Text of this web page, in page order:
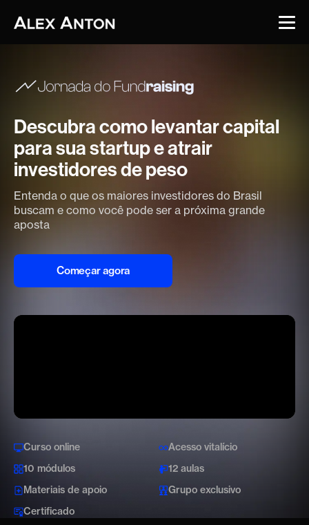
Descubra como levantar capital
para sua startup e atrair
investidores de peso
Entenda o que os maiores investidores do Brasil
buscam e como você pode ser a próxima grande
aposta
Começar agora
Curso online
Acesso vitalício
10 módulos
12 aulas
Materiais de apoio
Grupo exclusivo
Certificado